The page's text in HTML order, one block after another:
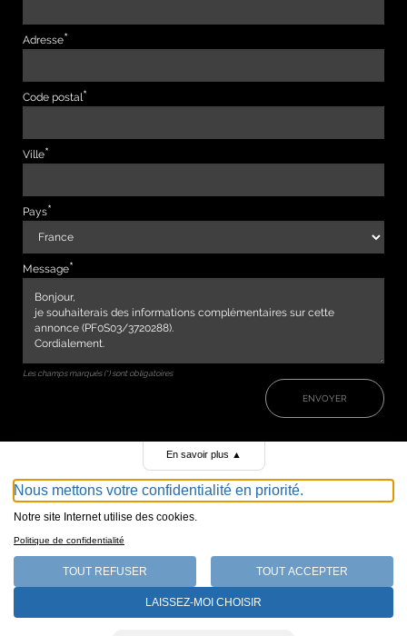
Adresse
Code postal
Ville
Pays
Message
Les champs marqués (*) sont obligatoires
ENVOYER
147, avenue de Malakoff 75116 Paris
Qui sommes-nous
En savoir plus ▲
Nous mettons votre confidentialité en priorité.
Notre site Internet utilise des cookies.
Politique de confidentialité
TOUT REFUSER TOUT ACCEPTER
LAISSEZ-MOI CHOISIR